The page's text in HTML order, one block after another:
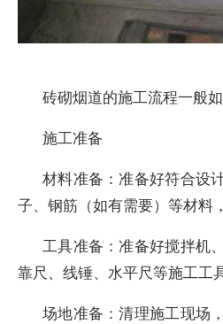
砖砌烟道的施工流程一般如
施工准备
材料准备：准备好符合设
子、钢筋（如有需要）等材料
工具准备：准备好搅拌机
靠尺、线锤、水平尺等施工工具
场地准备：清理施工现场